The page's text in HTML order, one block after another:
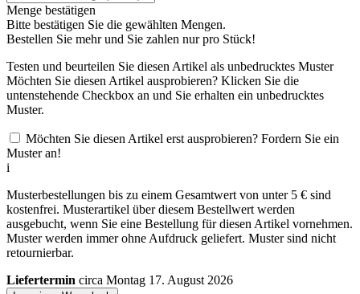
Menge bestätigen
Bitte bestätigen Sie die gewählten Mengen.
Bestellen Sie mehr und Sie zahlen nurpro Stück!
Testen und beurteilen Sie diesen Artikel als unbedrucktes Muster
Möchten Sie diesen Artikel ausprobieren? Klicken Sie die
untenstehende Checkbox an und Sie erhalten ein unbedrucktes
Muster.
Möchten Sie diesen Artikel erst ausprobieren? Fordern Sie ein
Muster an!
i
Musterbestellungen bis zu einem Gesamtwert von unter 5 € sind
kostenfrei. Musterartikel über diesem Bestellwert werden
ausgebucht, wenn Sie eine Bestellung für diesen Artikel vornehmen.
Muster werden immer ohne Aufdruck geliefert. Muster sind nicht
retournierbar.
Liefertermin circa Montag 17. August 2026